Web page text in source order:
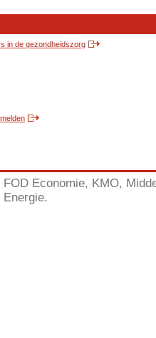
in de gezondheidszorg
FOD Economie, KMO,
Energie.